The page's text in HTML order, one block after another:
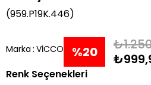
(959.P19K.446)
Marka : VİCCO %20
İndirim
Renk Seçenekleri